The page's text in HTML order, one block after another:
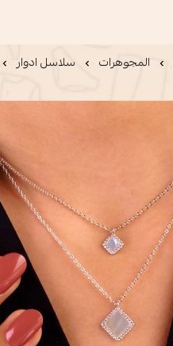
المجوهرات سلاسل ادوار